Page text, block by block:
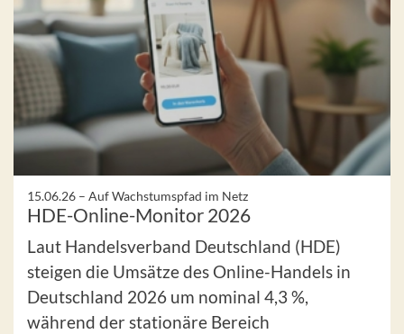
15.06.26 – Auf Wachstumspfad im Netz
HDE-Online-Monitor 2026
Laut Handelsverband Deutschland (HDE)
steigen die Umsätze des Online-Handels in
Deutschland 2026 um nominal 4,3 %,
während der stationäre Bereich